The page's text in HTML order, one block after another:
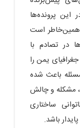
این پرونده‌ها
است
در تصادم با
یمن را
باعث شده
مشکله و چالش
ساختاری
باشد.